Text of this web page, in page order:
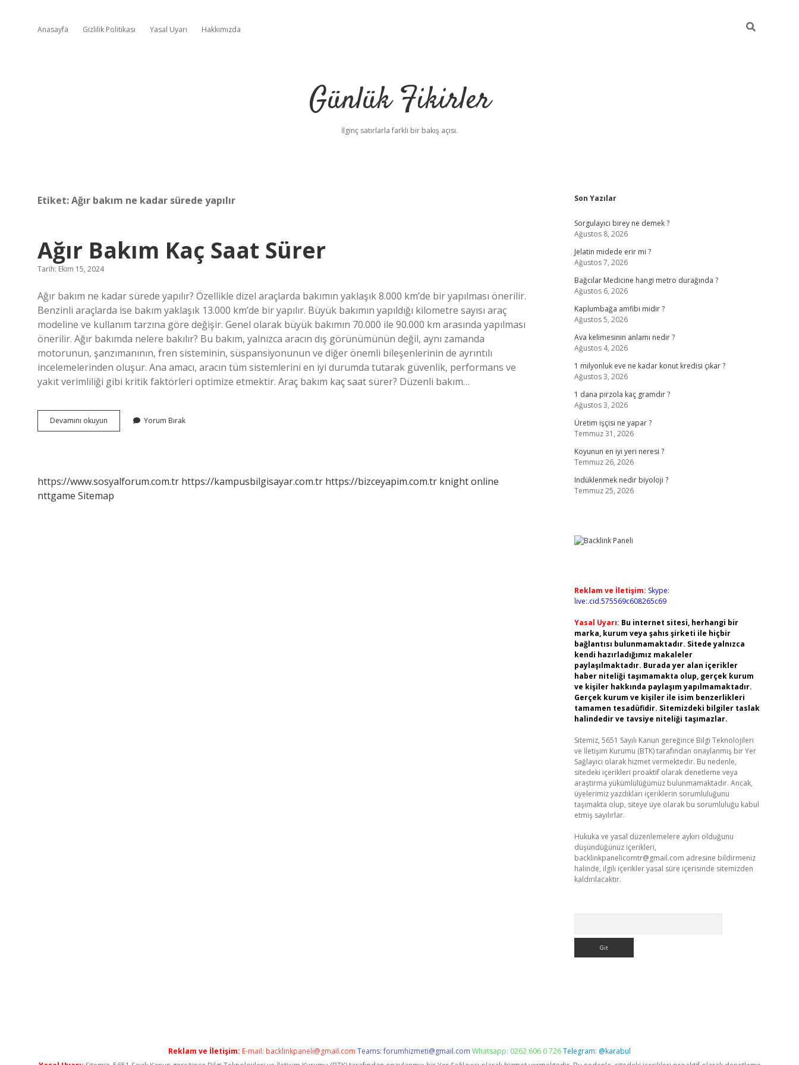
Anasayfa Gizlilik Politikası Yasal Uyarı Hakkımızda
Günlük Fikirler
İlginç satırlarla farklı bir bakış açısı.
Etiket:Ağır bakım ne kadar sürede yapılır
Ağır Bakım Kaç Saat Sürer
Tarih: Ekim 15, 2024
Ağır bakım ne kadar sürede yapılır? Özellikle dizel araçlarda bakımın yaklaşık 8.000 km’de bir yapılması önerilir.
Benzinli araçlarda ise bakım yaklaşık 13.000 km’de bir yapılır. Büyük bakımın yapıldığı kilometre sayısı araç
modeline ve kullanım tarzına göre değişir. Genel olarak büyük bakımın 70.000 ile 90.000 km arasında yapılması
önerilir. Ağır bakımda nelere bakılır? Bu bakım, yalnızca aracın dış görünümünün değil, aynı zamanda
motorunun, şanzımanının, fren sisteminin, süspansiyonunun ve diğer önemli bileşenlerinin de ayrıntılı
incelemelerinden oluşur. Ana amacı, aracın tüm sistemlerini en iyi durumda tutarak güvenlik, performans ve
yakıt verimliliği gibi kritik faktörleri optimize etmektir. Araç bakım kaç saat sürer? Düzenli bakım…
Devamını okuyun
Bakım
Yorum Bırak
https://www.sosyalforum.com.tr https://kampusbilgisayar.com.tr https://bizceyapim.com.tr knight online
nttgame Sitemap
Sidebar
Son Yazılar
Sorgulayıcı birey ne demek ?
Ağustos 8, 2026
Jelatin midede erir mi ?
Ağustos 7, 2026
Bağcılar Medicine hangi metro durağında ?
Ağustos 6, 2026
Kaplumbağa amfibi midir ?
Ağustos 5, 2026
Ava kelimesinin anlamı nedir ?
Ağustos 4, 2026
1 milyonluk eve ne kadar konut kredisi çıkar ?
Ağustos 3, 2026
1 dana pirzola kaç gramdır ?
Ağustos 3, 2026
Üretim işçisi ne yapar ?
Temmuz 31, 2026
Koyunun en iyi yeri neresi ?
Temmuz 26, 2026
Indüklenmek nedir biyoloji ?
Temmuz 25, 2026
Reklam ve İletişim: Skype:
live:.cid.575569c608265c69
Yasal Uyarı: Bu internet sitesi, herhangi bir
marka, kurum veya şahıs şirketi ile hiçbir
bağlantısı bulunmamaktadır. Sitede yalnızca
kendi hazırladığımız makaleler
paylaşılmaktadır. Burada yer alan içerikler
haber niteliği taşımamakta olup, gerçek kurum
ve kişiler hakkında paylaşım yapılmamaktadır.
Gerçek kurum ve kişiler ile isim benzerlikleri
tamamen tesadüfidir. Sitemizdeki bilgiler taslak
halindedir ve tavsiye niteliği taşımazlar.
Sitemiz, 5651 Sayılı Kanun gereğince Bilgi Teknolojileri
ve İletişim Kurumu (BTK) tarafından onaylanmış bir Yer
Sağlayıcı olarak hizmet vermektedir. Bu nedenle,
sitedeki içerikleri proaktif olarak denetleme veya
araştırma yükümlülüğümüz bulunmamaktadır. Ancak,
üyelerimiz yazdıkları içeriklerin sorumluluğunu
taşımakta olup, siteye üye olarak bu sorumluluğu kabul
etmiş sayılırlar.
Hukuka ve yasal düzenlemelere aykırı olduğunu
düşündüğünüz içerikleri,
backlinkpanelicomtr@gmail.com adresine bildirmeniz
halinde, ilgili içerikler yasal süre içerisinde sitemizden
kaldırılacaktır.
Reklam ve İletişim: E-mail: backlinkpaneli@gmail.com Teams:forumhizmeti@gmail.com Whatsapp: 0262 606 0 726Telegram: @karabul